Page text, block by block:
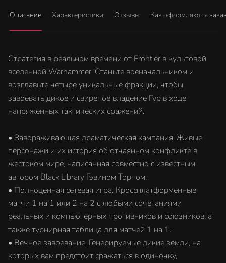
Описание Характеристики Отзывы Как оформляются
Стратегия в реальном времени от Frontier в культовой
вселенной Warhammer. Станьте военачальником и
возглавьте четыре уникальные фракции, чтобы
завоевать дикое и свирепое владение Гур в ходе
напряженных тактических сражений.
• Завораживающая драматическая кампания. Живые
персонажи и их история об отчаянном конфликте в
жестоком мире, написанная совместно с известным
автором Black Library Гэвином Торпом.
• Полноценная сетевая игра. Кроссплатформенные
матчи 1 на 1 или 2 на 2 с любыми сочетаниями
реальных и компьютерных противников и союзников, а
также турнирная таблица для матчей 1 на 1.
• Вечное завоевание. Генерируемые дикие земли, на
которых вам предстоит сражаться в одиночку,